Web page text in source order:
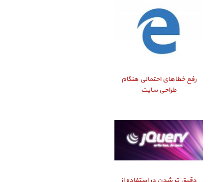
رفع خطاهای احتمالی هنگام
طراحی سایت